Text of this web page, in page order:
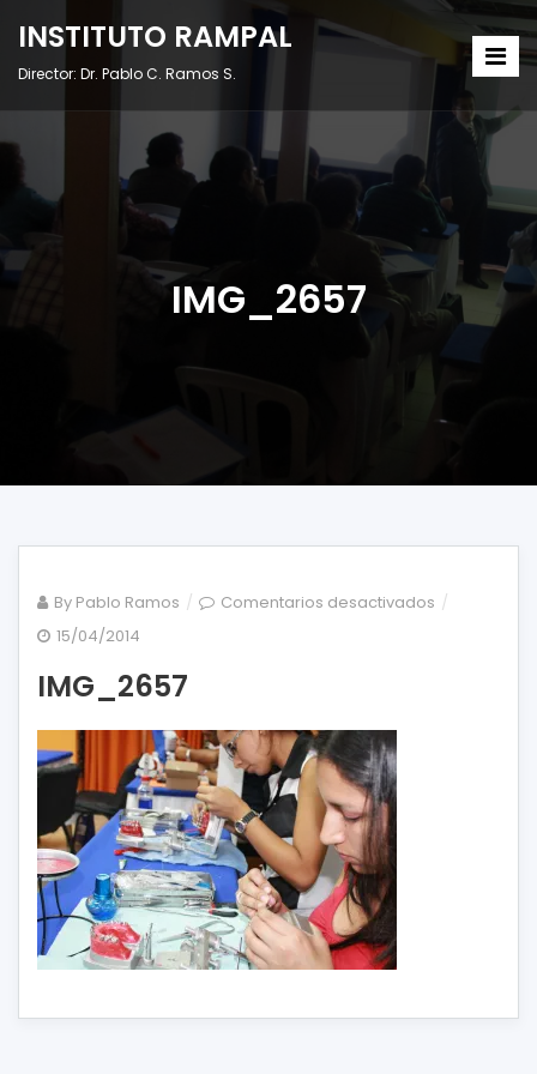
INSTITUTO RAMPAL
Director: Dr. Pablo C. Ramos S.
IMG_2657
By Pablo Ramos Comentarios desactivados en
15/04/2014
IMG_2657